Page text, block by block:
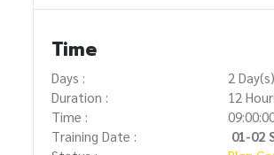
Time
Days :
2 Day(s)
Duration :
12
Time :
Training Date :
01-02